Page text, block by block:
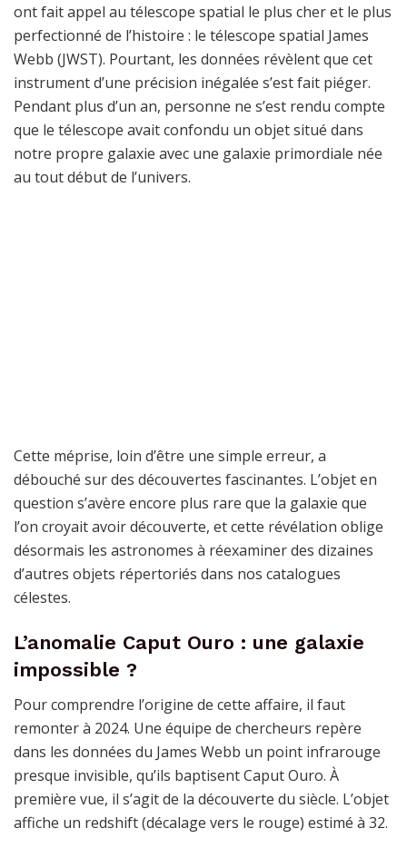
ont fait appel au télescope spatial le plus cher et le plus
perfectionné de l’histoire : le télescope spatial James
Webb (JWST). Pourtant, les données révèlent que cet
instrument d’une précision inégalée s’est fait piéger.
Pendant plus d’un an, personne ne s’est rendu compte
que le télescope avait confondu un objet situé dans
notre propre galaxie avec une galaxie primordiale née
au tout début de l’univers.
Cette méprise, loin d’être une simple erreur, a
débouché sur des découvertes fascinantes. L’objet en
question s’avère encore plus rare que la galaxie que
l’on croyait avoir découverte, et cette révélation oblige
désormais les astronomes à réexaminer des dizaines
d’autres objets répertoriés dans nos catalogues
célestes.
L’anomalie Caput Ouro : une galaxie
impossible ?
Pour comprendre l’origine de cette affaire, il faut
remonter à 2024. Une équipe de chercheurs repère
dans les données du James Webb un point infrarouge
presque invisible, qu’ils baptisent Caput Ouro. À
première vue, il s’agit de la découverte du siècle. L’objet
affiche un redshift (décalage vers le rouge) estimé à 32.